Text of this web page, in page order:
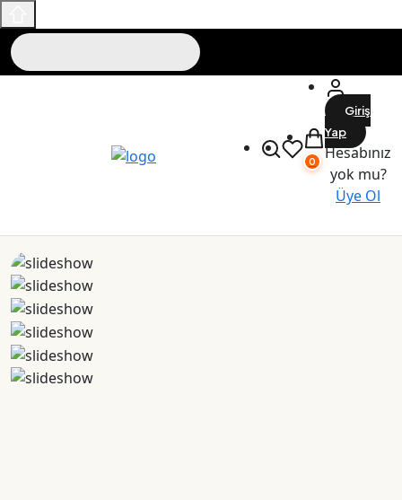
0
Giriş
Yap
Hesabınız
yok mu?
Üye Ol
Maslak Outlet